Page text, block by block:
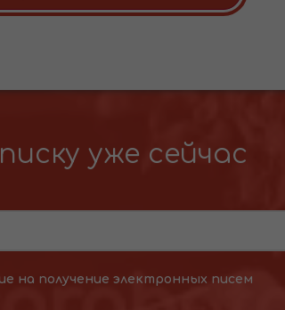
уже сейчас
на получение электронных писем